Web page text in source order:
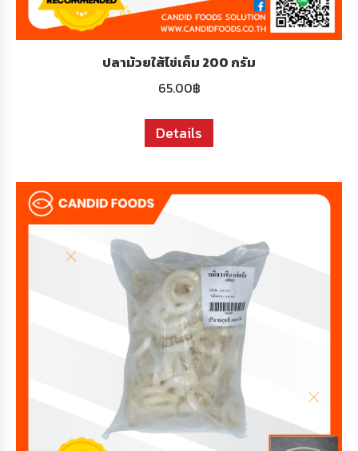
ปลาม้วยใส้ไข่เค็ม 200 กรัม
65.00฿
Details